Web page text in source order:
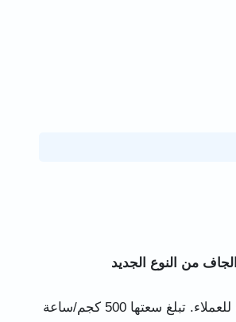
من النوع الجديد
يتميز هذا النوع بمظهر جذاب للعملاء. تبلغ سعتها 500 كجم/ساعة